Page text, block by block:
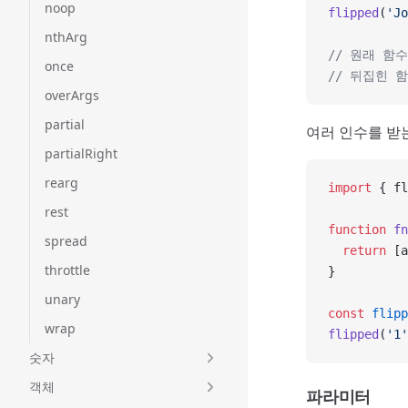
noop
nthArg
once
overArgs
partial
partialRight
rearg
rest
spread
throttle
unary
wrap
숫자
객체
flipped (
// 원래 함
// 뒤집힌
여러 인수를 받
import {
function fn
  return
}
const
flipped ( '1'
파라미터